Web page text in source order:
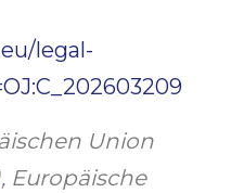
legal-
Union
Europäische